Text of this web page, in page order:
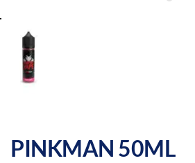
PINKMAN 50ML